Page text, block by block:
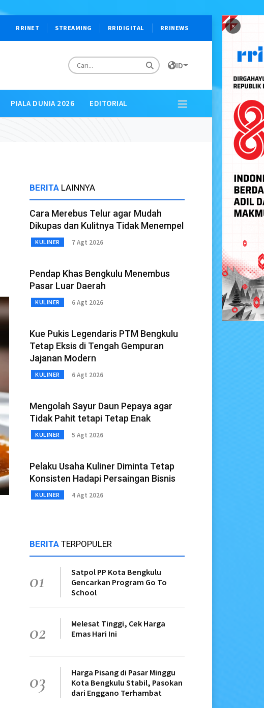
×
RRINET STREAMING RRIDIGITAL RRINEWS
ID
PIALA DUNIA 2026 EDITORIAL
BERITA LAINNYA
Cara Merebus Telur agar Mudah
Dikupas dan Kulitnya Tidak Menempel
KULINER 7 Agt 2026
Pendap Khas Bengkulu Menembus
Pasar Luar Daerah
KULINER 6 Agt 2026
Kue Pukis Legendaris PTM Bengkulu
Tetap Eksis di Tengah Gempuran
Jajanan Modern
KULINER 6 Agt 2026
Mengolah Sayur Daun Pepaya agar
Tidak Pahit tetapi Tetap Enak
KULINER 5 Agt 2026
Pelaku Usaha Kuliner Diminta Tetap
Konsisten Hadapi Persaingan Bisnis
KULINER 4 Agt 2026
BERITA TERPOPULER
01
Satpol PP Kota Bengkulu
Gencarkan Program Go To
School
02
Melesat Tinggi, Cek Harga
Emas Hari Ini
03
Harga Pisang di Pasar Minggu
Kota Bengkulu Stabil, Pasokan
dari Enggano Terhambat